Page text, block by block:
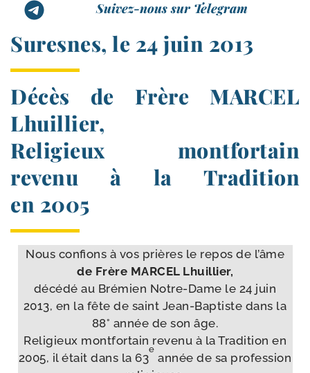
Suivez-nous sur Telegram
Suresnes, le 24 juin 2013
Décès de Frère MARCEL
Lhuillier,
Religieux montfortain
revenu à la Tradition
en 2005
Nous confions à vos prières le repos de l’âme
de Frère MARCEL Lhuillier,
décé­dé au Brémien Notre-​Dame le 24 juin
2013, en la fête de saint Jean-​Baptiste dans la
88° année de son âge.
Religieux mont­for­tain reve­nu à la Tradition en
2005, il était dans la 63
e
année de sa pro­fes­sion